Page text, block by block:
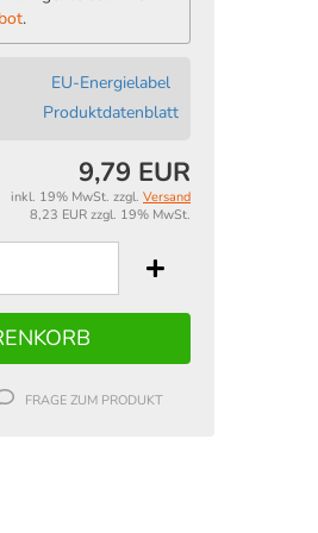
.
EU-Energielabel
Produktdatenblatt
9,79 EUR
inkl. 19% MwSt. zzgl. Versand
8,23 EUR zzgl. 19% MwSt.
FRAGE ZUM PRODUKT